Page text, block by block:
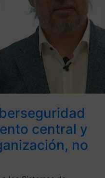
central y
no